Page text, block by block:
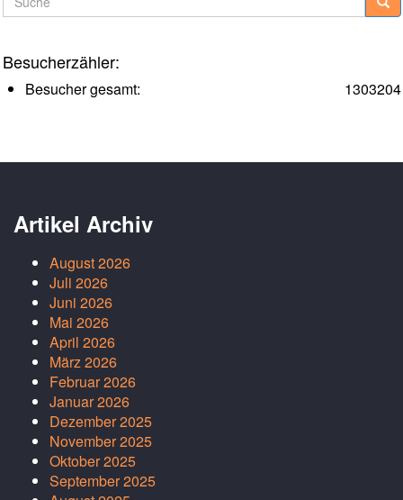
Besucherzähler:
1303204
Besucher gesamt:
Artikel Archiv
August 2026
Juli 2026
Juni 2026
Mai 2026
April 2026
März 2026
Februar 2026
Januar 2026
Dezember 2025
November 2025
Oktober 2025
September 2025